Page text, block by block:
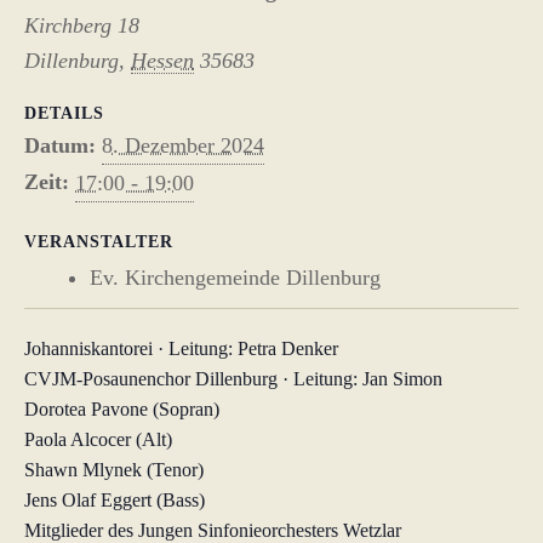
Kirchberg 18
Dillenburg, Hessen 35683
DETAILS
Datum: 8. Dezember 2024
Zeit: 17:00 - 19:00
VERANSTALTER
Ev. Kirchengemeinde Dillenburg
Johanniskantorei · Leitung: Petra Denker
CVJM-Posaunenchor Dillenburg · Leitung: Jan Simon
Dorotea Pavone (Sopran)
Paola Alcocer (Alt)
Shawn Mlynek (Tenor)
Jens Olaf Eggert (Bass)
Mitglieder des Jungen Sinfonieorchesters Wetzlar